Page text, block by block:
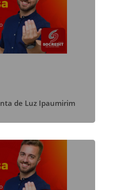
de Luz Ipaumirim